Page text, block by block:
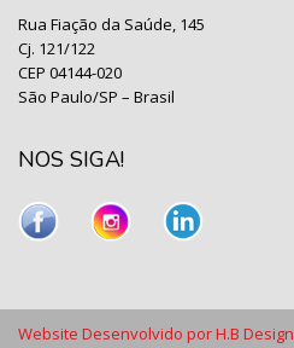
Rua Fiação da Saúde, 145
Cj. 121/122
CEP 04144-020
São Paulo/SP – Brasil
NOS SIGA!
Website Desenvolvido por H.B Design